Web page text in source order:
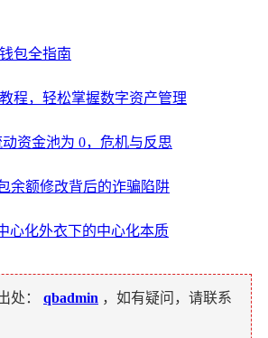
包全指南
程，轻松掌握数字资产管理
动资金池为 0，危机与反思
余额修改背后的诈骗陷阱
心化外衣下的中心化本质
处： qbadmin ，如有疑问，请联系